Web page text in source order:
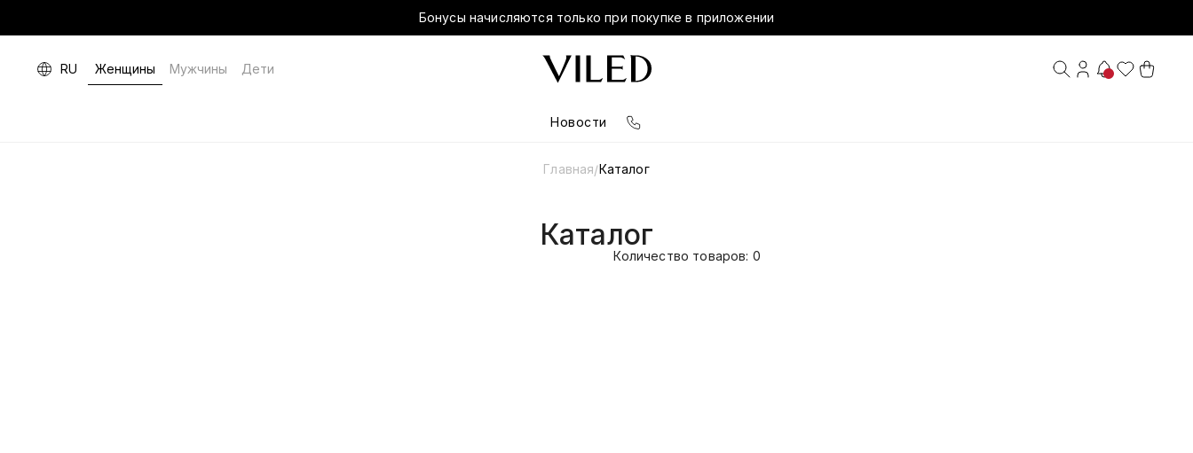
Бонусы начисляются только при покупке в приложении
RU Женщины Мужчины Дети
Новости
Главная/Каталог
Каталог
Количество товаров: 0